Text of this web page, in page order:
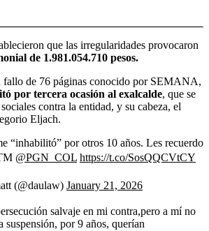
que las irregularidades provocaron
de 1.981.054.710 pesos.
fallo de 76 páginas conocido por SEMANA,
por tercera ocasión al exalcalde, que se
contra la entidad, y su cabeza, el
Eljach.
por otros 10 años. Les recuerdo
@PGN_COL https://t.co/SosQQCVtCY
(@daulaw) January 21, 2026
salvaje en mi contra,pero a mí no
suspensión, por 9 años, querían